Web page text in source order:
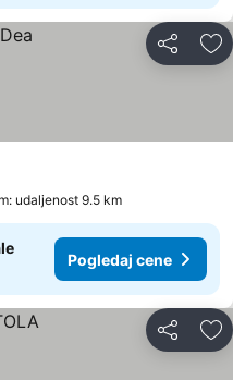
Deli
udaljenost 9.5 km
Pogledaj cene
Deli